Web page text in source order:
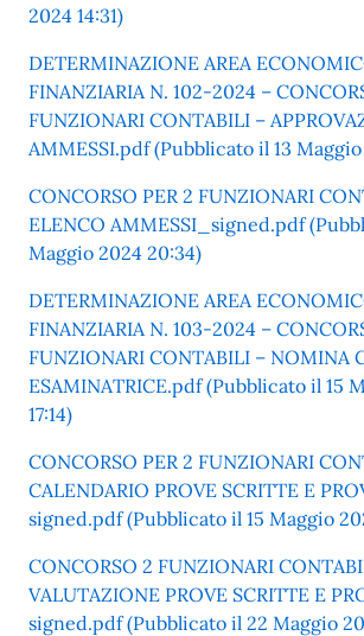
2024 14:31)
DETERMINAZIONE AREA
FINANZIARIA N. 102-2024 –
FUNZIONARI CONTABILI –
AMMESSI.pdf (Pubblicato il 13
CONCORSO PER 2 FUNZIONARI
ELENCO AMMESSI_signed.pdf
Maggio 2024 20:34)
DETERMINAZIONE AREA
FINANZIARIA N. 103-2024 –
FUNZIONARI CONTABILI – NOMINA
ESAMINATRICE.pdf (Pubblicato il 15
17:14)
CONCORSO PER 2 FUNZIONARI
CALENDARIO PROVE SCRITTE E
signed.pdf (Pubblicato il 15 Maggio
CONCORSO 2 FUNZIONARI
VALUTAZIONE PROVE SCRITTE E
signed.pdf (Pubblicato il 22 Maggio